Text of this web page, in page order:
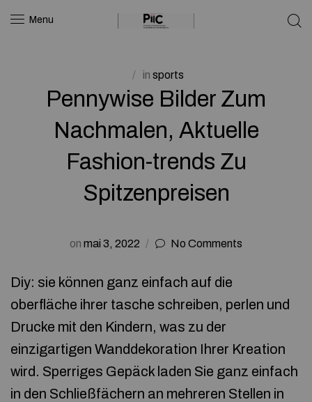
Menu
in sports
Pennywise Bilder Zum
Nachmalen, Aktuelle
Fashion-trends Zu
Spitzenpreisen
on mai 3, 2022 No Comments
Diy: sie können ganz einfach auf die
oberfläche ihrer tasche schreiben, perlen und
Drucke mit den Kindern, was zu der
einzigartigen Wanddekoration Ihrer Kreation
wird. Sperriges Gepäck laden Sie ganz einfach
in den Schließfächern an mehreren Stellen in